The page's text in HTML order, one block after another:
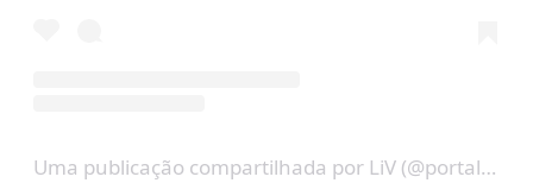
Uma publicação compartilhada por LiV (@portalerevistaliv)